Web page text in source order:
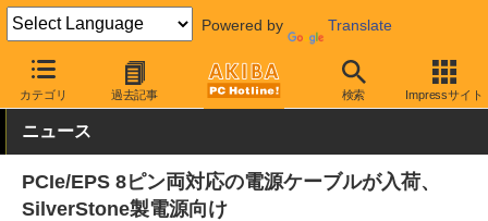
Powered by Translate
カテゴリ 過去記事 検索 Impressサイト
AKIBA PC Hotline! PCパーツ PC電源ユニット PC電源関連ア
ニュース
PCIe/EPS 8ピン両対応の電源ケーブルが入荷、
SilverStone製電源向け